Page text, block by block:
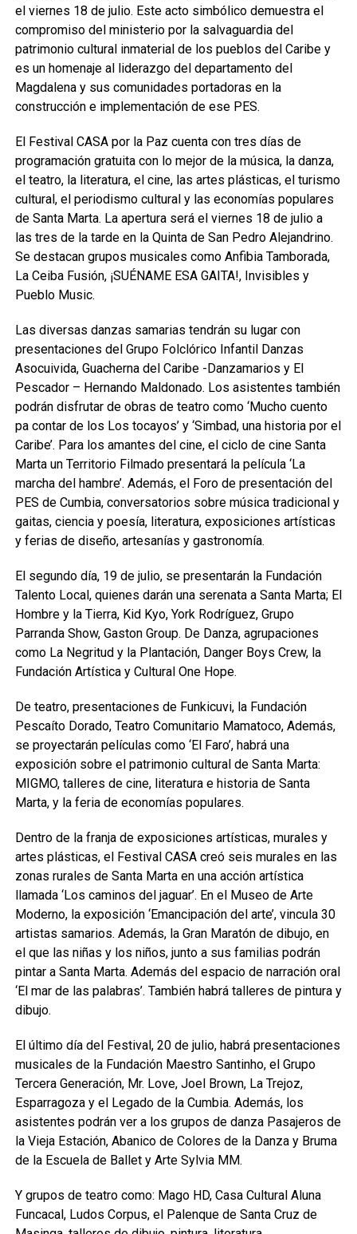
el viernes 18 de julio. Este acto simbólico demuestra el
compromiso del ministerio por la salvaguardia del
patrimonio cultural inmaterial de los pueblos del Caribe y
es un homenaje al liderazgo del departamento del
Magdalena y sus comunidades portadoras en la
construcción e implementación de ese PES.
El Festival CASA por la Paz cuenta con tres días de
programación gratuita con lo mejor de la música, la danza,
el teatro, la literatura, el cine, las artes plásticas, el turismo
cultural, el periodismo cultural y las economías populares
de Santa Marta. La apertura será el viernes 18 de julio a
las tres de la tarde en la Quinta de San Pedro Alejandrino.
Se destacan grupos musicales como Anfibia Tamborada,
La Ceiba Fusión, ¡SUÉNAME ESA GAITA!, Invisibles y
Pueblo Music.
Las diversas danzas samarias tendrán su lugar con
presentaciones del Grupo Folclórico Infantil Danzas
Asocuivida, Guacherna del Caribe -Danzamarios y El
Pescador – Hernando Maldonado. Los asistentes también
podrán disfrutar de obras de teatro como ‘Mucho cuento
pa contar de los Los tocayos’ y ‘Simbad, una historia por el
Caribe’. Para los amantes del cine, el ciclo de cine Santa
Marta un Territorio Filmado presentará la película ‘La
marcha del hambre’. Además, el Foro de presentación del
PES de Cumbia, conversatorios sobre música tradicional y
gaitas, ciencia y poesía, literatura, exposiciones artísticas
y ferias de diseño, artesanías y gastronomía.
El segundo día, 19 de julio, se presentarán la Fundación
Talento Local, quienes darán una serenata a Santa Marta; El
Hombre y la Tierra, Kid Kyo, York Rodríguez, Grupo
Parranda Show, Gaston Group. De Danza, agrupaciones
como La Negritud y la Plantación, Danger Boys Crew, la
Fundación Artística y Cultural One Hope.
De teatro, presentaciones de Funkicuvi, la Fundación
Pescaíto Dorado, Teatro Comunitario Mamatoco, Además,
se proyectarán películas como ‘El Faro’, habrá una
exposición sobre el patrimonio cultural de Santa Marta:
MIGMO, talleres de cine, literatura e historia de Santa
Marta, y la feria de economías populares.
Dentro de la franja de exposiciones artísticas, murales y
artes plásticas, el Festival CASA creó seis murales en las
zonas rurales de Santa Marta en una acción artística
llamada ‘Los caminos del jaguar’. En el Museo de Arte
Moderno, la exposición ‘Emancipación del arte’, vincula 30
artistas samarios. Además, la Gran Maratón de dibujo, en
el que las niñas y los niños, junto a sus familias podrán
pintar a Santa Marta. Además del espacio de narración oral
‘El mar de las palabras’. También habrá talleres de pintura y
dibujo.
El último día del Festival, 20 de julio, habrá presentaciones
musicales de la Fundación Maestro Santinho, el Grupo
Tercera Generación, Mr. Love, Joel Brown, La Trejoz,
Esparragoza y el Legado de la Cumbia. Además, los
asistentes podrán ver a los grupos de danza Pasajeros de
la Vieja Estación, Abanico de Colores de la Danza y Bruma
de la Escuela de Ballet y Arte Sylvia MM.
Y grupos de teatro como: Mago HD, Casa Cultural Aluna
Funcacal, Ludos Corpus, el Palenque de Santa Cruz de